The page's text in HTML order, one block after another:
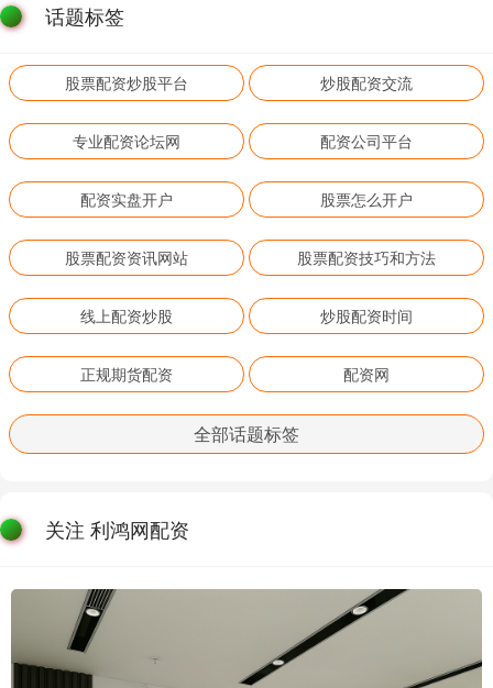
话题标签
股票配资炒股平台 炒股配资交流
专业配资论坛网 配资公司平台
配资实盘开户 股票怎么开户
股票配资资讯网站 股票配资技巧和方法
线上配资炒股 炒股配资时间
正规期货配资 配资网
全部话题标签
关注 利鸿网配资